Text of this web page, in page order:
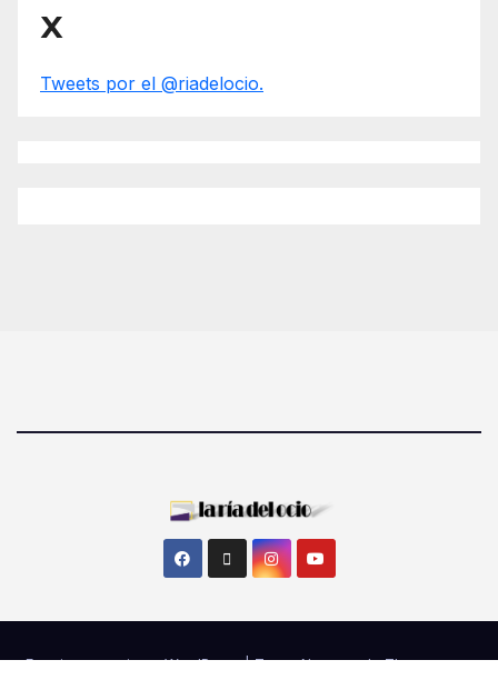
X
Tweets por el @riadelocio.
Funciona gracias a WordPress|Tema: Newsup deThemeansar